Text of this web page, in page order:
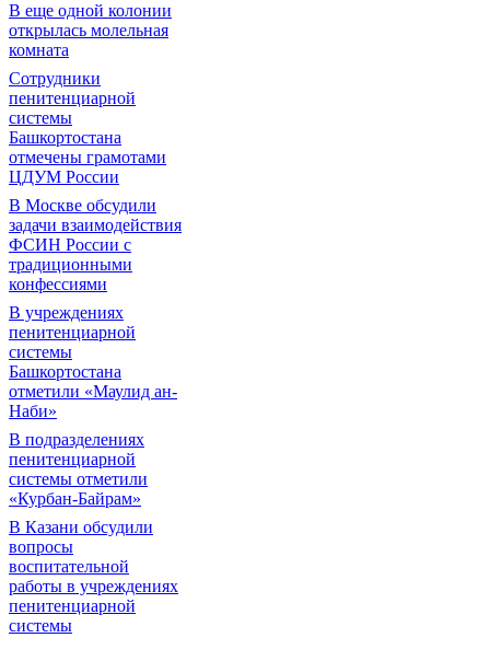
В еще одной колонии
открылась молельная
комната
Сотрудники
пенитенциарной
системы
Башкортостана
отмечены грамотами
ЦДУМ России
В Москве обсудили
задачи взаимодействия
ФСИН России с
традиционными
конфессиями
В учреждениях
пенитенциарной
системы
Башкортостана
отметили «Маулид ан-
Наби»
В подразделениях
пенитенциарной
системы отметили
«Курбан-Байрам»
В Казани обсудили
вопросы
воспитательной
работы в учреждениях
пенитенциарной
системы